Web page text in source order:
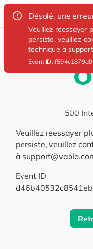
Désolé, une
Veuillez réessayer
persiste, veuillez
technique à
Event ID:
500
Veuillez réessayer
persiste, veuillez
à
Event ID: